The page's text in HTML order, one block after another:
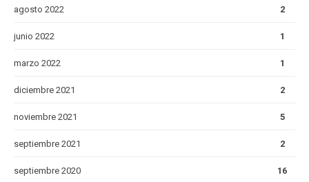
agosto 2022 2
junio 2022 1
marzo 2022 1
diciembre 2021 2
noviembre 2021 5
septiembre 2021 2
septiembre 2020 16